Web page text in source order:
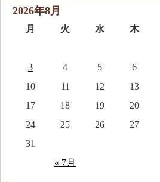
2026年8月
月 火 水 木
« 7月
3
4 5 6
10
11 12 13
17
18 19 20
24
25 26 27
31